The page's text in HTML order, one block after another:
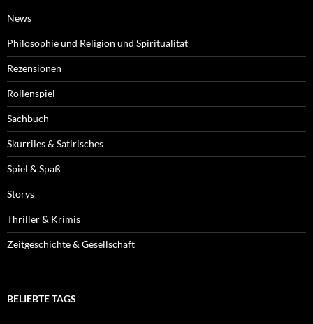
News
Philosophie und Religion und Spiritualität
Rezensionen
Rollenspiel
Sachbuch
Skurriles & Satirisches
Spiel & Spaß
Storys
Thriller & Krimis
Zeitgeschichte & Gesellschaft
BELIEBTE TAGS